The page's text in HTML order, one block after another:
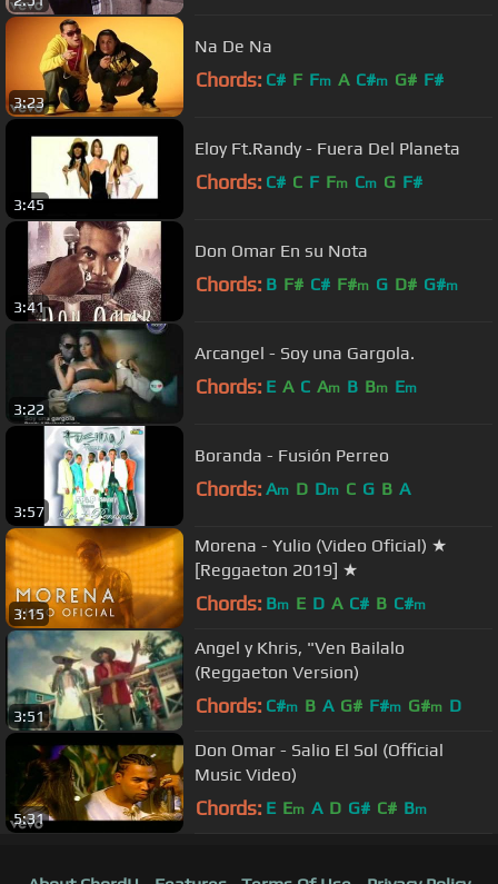
3:23
Na De Na
Chords: C# F Fm A C#m G# F#
3:45
Eloy Ft.Randy - Fuera Del Planeta
Chords: C# C F Fm Cm G F#
3:41
Don Omar En su Nota
Chords: B F# C# F#m G D# G#m
3:22
Arcangel - Soy una Gargola.
Chords: E A C Am B Bm Em
3:57
Boranda - Fusión Perreo
Chords: Am D Dm C G B A
3:15
Morena - Yulio (Video Oficial) ★
[Reggaeton 2019] ★
Chords: Bm E D A C# B C#m
3:51
Angel y Khris, "Ven Bailalo
(Reggaeton Version)
Chords: C#m B A G# F#m G#m D
5:31
Don Omar - Salio El Sol (Official
Music Video)
Chords: E Em A D G# C# Bm